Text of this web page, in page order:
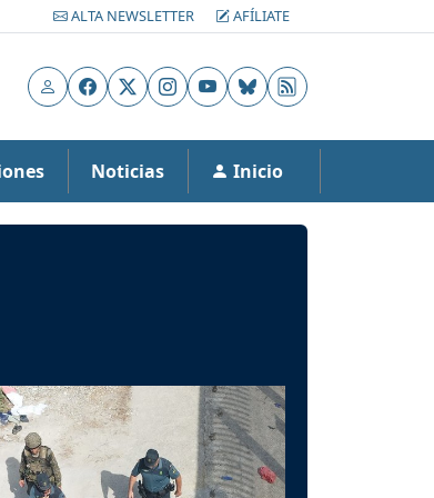
ALTA NEWSLETTER AFÍLIATE
UsuarioFacebook
X Instagram
YouTubeBluesky
RSS
Noticias Inicio